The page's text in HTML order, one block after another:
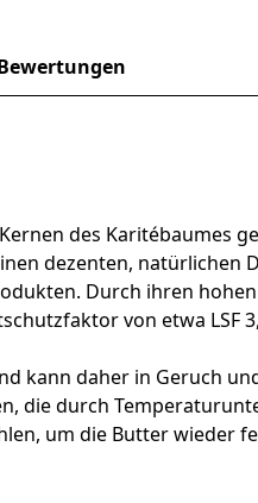
des Karitébaumes
dezenten, natürlichen
Durch ihren
von etwa LSF
kann daher in Geruch
die durch
um die Butter wieder